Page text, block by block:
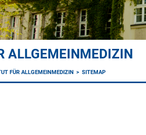
ALLGEMEINMEDIZIN
FÜR ALLGEMEINMEDIZIN SITEMAP